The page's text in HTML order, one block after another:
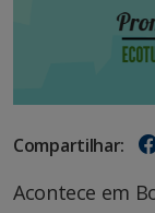
Compartilhar:
Acontece em